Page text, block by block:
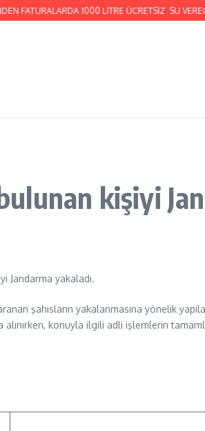
FATURALARDA 1000 LİTRE ÜCRETSİZ SU
kişiyi
Jandarma yakaladı.
şahısların yakalanmasına yönelik
konuyla ilgili adli işlemlerin